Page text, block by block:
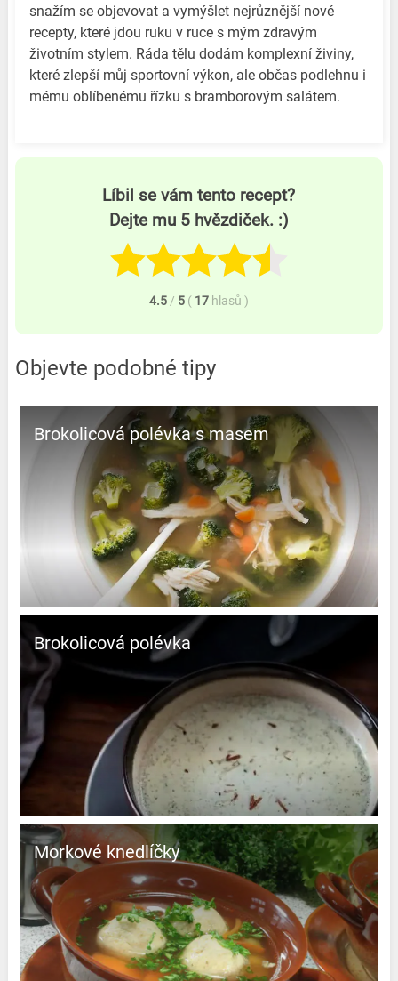
snažím se objevovat a vymýšlet nejrůznější nové
recepty, které jdou ruku v ruce s mým zdravým
životním stylem. Ráda tělu dodám komplexní živiny,
které zlepší můj sportovní výkon, ale občas podlehnu i
mému oblíbenému řízku s bramborovým salátem.
Líbil se vám tento recept?
Dejte mu 5 hvězdiček. :)
4.5 / 5 ( 17 hlasů )
Objevte podobné tipy
Brokolicová polévka s masem
Brokolicová polévka
Morkové knedlíčky